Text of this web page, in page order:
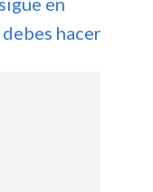
hacer